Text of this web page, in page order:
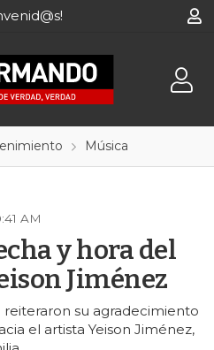
Música
AM
y hora del
Jiménez
su agradecimiento
el artista Yeison Jiménez,